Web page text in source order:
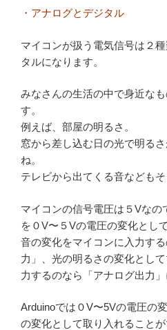
・アナログとデジタル
マイコンが扱う電気信号は２
タルになります。
みなさんの生活の中で身近な
す。
例えば、部屋の明るさ。
窓から差し込む日の光で明る
ね。
テレビから出てくる音などもそ
マイコンの信号電圧は５Vな
を０V〜５Vの電圧の変化とし
音の変化をマイコンに入力す
力」、光の明るさの変化とし
力するのなら「アナログ出力」
Arduinoでは０V〜5Vの電圧の
の変化として取り入れることが